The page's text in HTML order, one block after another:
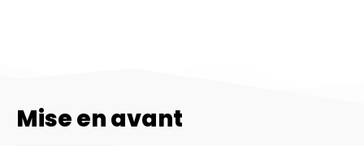
Mise en avant